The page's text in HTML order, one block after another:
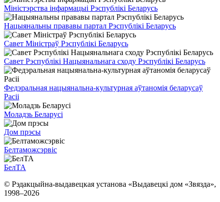
Міністэрства інфармацыі Рэспублікі Беларусь
Нацыянальны прававы партал Рэспублікі Беларусь
Савет Міністраў Рэспублікі Беларусь
Савет Рэспублікі Нацыянальнага сходу Рэспублікі Беларусь
Федэральная нацыянальна-культурная аўтаномія беларусаў
Расіі
Моладзь Беларусі
Дом прэсы
Белтаможсэрвіс
БелТА
© Рэдакцыйна-выдавецкая установа «Выдавецкі дом «Звязда»,
1998–2026